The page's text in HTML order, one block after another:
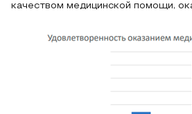
качеством медицинской помощи,